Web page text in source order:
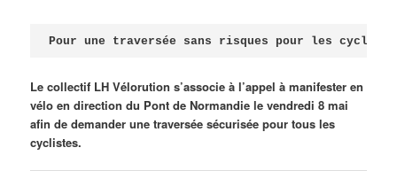
Pour une traversée sans risques pour les
Le collectif LH Vélorution s’associe à l’appel à manifester en
vélo en direction du Pont de Normandie le vendredi 8 mai
afin de demander une traversée sécurisée pour tous les
cyclistes.